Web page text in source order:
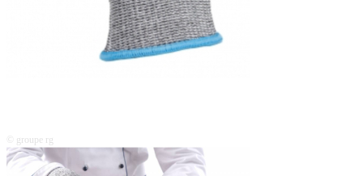
© groupe rg